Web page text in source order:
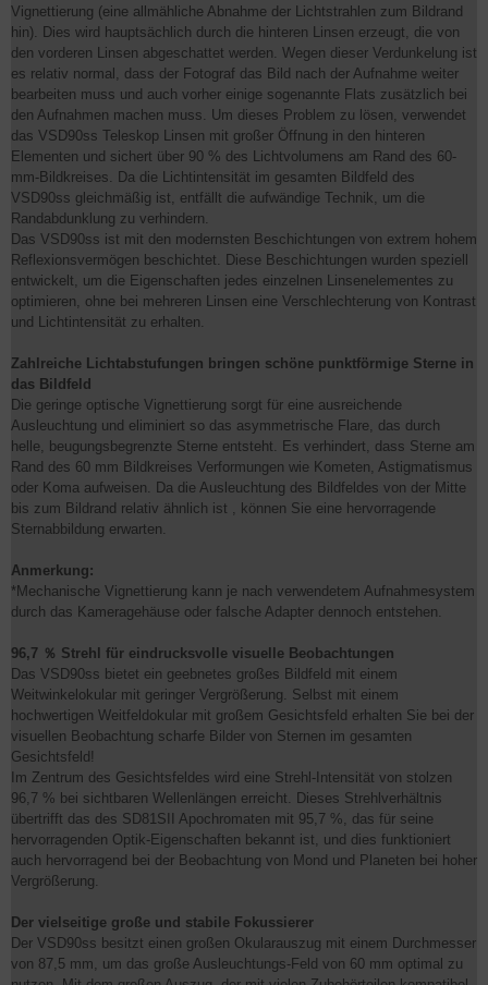
Vignettierung (eine allmähliche Abnahme der Lichtstrahlen zum Bildrand
hin). Dies wird hauptsächlich durch die hinteren Linsen erzeugt, die von
den vorderen Linsen abgeschattet werden. Wegen dieser Verdunkelung ist
es relativ normal, dass der Fotograf das Bild nach der Aufnahme weiter
bearbeiten muss und auch vorher einige sogenannte Flats zusätzlich bei
den Aufnahmen machen muss. Um dieses Problem zu lösen, verwendet
das VSD90ss Teleskop Linsen mit großer Öffnung in den hinteren
Elementen und sichert über 90 % des Lichtvolumens am Rand des 60-
mm-Bildkreises. Da die Lichtintensität im gesamten Bildfeld des
VSD90ss gleichmäßig ist, entfällt die aufwändige Technik, um die
Randabdunklung zu verhindern.
Das VSD90ss ist mit den modernsten Beschichtungen von extrem hohem
Reflexionsvermögen beschichtet. Diese Beschichtungen wurden speziell
entwickelt, um die Eigenschaften jedes einzelnen Linsenelementes zu
optimieren, ohne bei mehreren Linsen eine Verschlechterung von Kontrast
und Lichtintensität zu erhalten.
Zahlreiche Lichtabstufungen bringen schöne punktförmige Sterne in
das Bildfeld
Die geringe optische Vignettierung sorgt für eine ausreichende
Ausleuchtung und eliminiert so das asymmetrische Flare, das durch
helle, beugungsbegrenzte Sterne entsteht. Es verhindert, dass Sterne am
Rand des 60 mm Bildkreises Verformungen wie Kometen, Astigmatismus
oder Koma aufweisen. Da die Ausleuchtung des Bildfeldes von der Mitte
bis zum Bildrand relativ ähnlich ist , können Sie eine hervorragende
Sternabbildung erwarten.
Anmerkung:
*Mechanische Vignettierung kann je nach verwendetem Aufnahmesystem
durch das Kameragehäuse oder falsche Adapter dennoch entstehen.
96,7 ％ Strehl für eindrucksvolle visuelle Beobachtungen
Das VSD90ss bietet ein geebnetes großes Bildfeld mit einem
Weitwinkelokular mit geringer Vergrößerung. Selbst mit einem
hochwertigen Weitfeldokular mit großem Gesichtsfeld erhalten Sie bei der
visuellen Beobachtung scharfe Bilder von Sternen im gesamten
Gesichtsfeld!
Im Zentrum des Gesichtsfeldes wird eine Strehl-Intensität von stolzen
96,7 % bei sichtbaren Wellenlängen erreicht. Dieses Strehlverhältnis
übertrifft das des SD81SII Apochromaten mit 95,7 %, das für seine
hervorragenden Optik-Eigenschaften bekannt ist, und dies funktioniert
auch hervorragend bei der Beobachtung von Mond und Planeten bei hoher
Vergrößerung.
Der vielseitige große und stabile Fokussierer
Der VSD90ss besitzt einen großen Okularauszug mit einem Durchmesser
von 87,5 mm, um das große Ausleuchtungs-Feld von 60 mm optimal zu